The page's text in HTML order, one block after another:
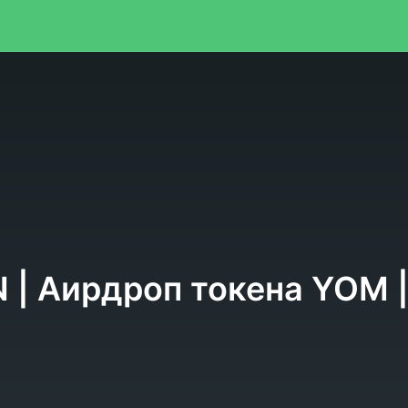
| Аирдроп токена YOM